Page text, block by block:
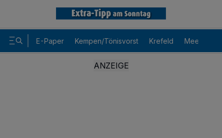
E-Paper Kempen/Tönisvorst Krefeld Meerbusch